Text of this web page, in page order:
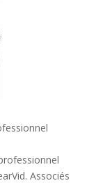
Associés